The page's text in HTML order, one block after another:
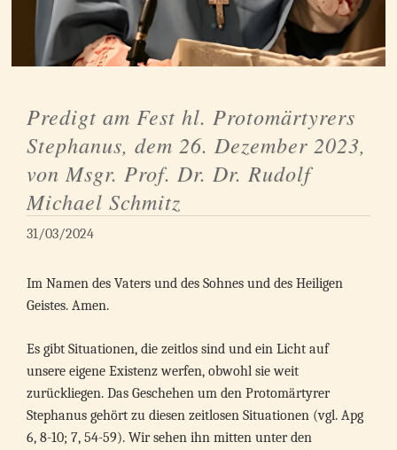
Predigt am Fest hl. Protomärtyrers
Stephanus, dem 26. Dezember 2023,
von Msgr. Prof. Dr. Dr. Rudolf
Michael Schmitz
31/03/2024
Im Namen des Vaters und des Sohnes und des Heiligen
Geistes. Amen.
Es gibt Situationen, die zeitlos sind und ein Licht auf
unsere eigene Existenz werfen, obwohl sie weit
zurückliegen. Das Geschehen um den Protomärtyrer
Stephanus gehört zu diesen zeitlosen Situationen (vgl. Apg
6, 8-10; 7, 54-59). Wir sehen ihn mitten unter den